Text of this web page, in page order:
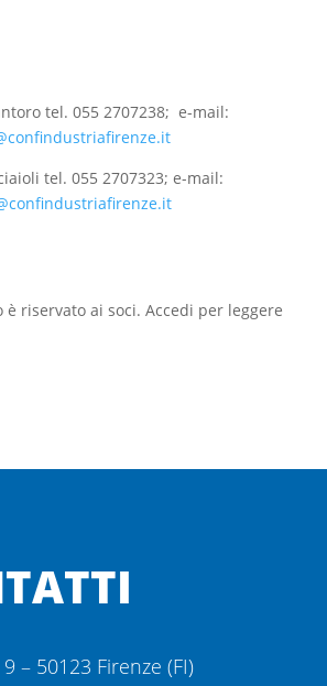
tel. 055 2707238; e-mail:
tel. 055 2707323; e-mail:
è riservato ai soci. Accedi per leggere
– 50123 Firenze (FI)